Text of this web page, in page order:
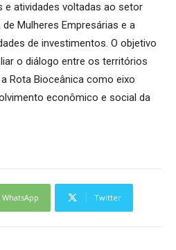
atividades voltadas ao setor
Mulheres Empresárias e a
de investimentos. O objetivo
o diálogo entre os territórios
Rota Bioceânica como eixo
econômico e social da
WhatsApp Twitter